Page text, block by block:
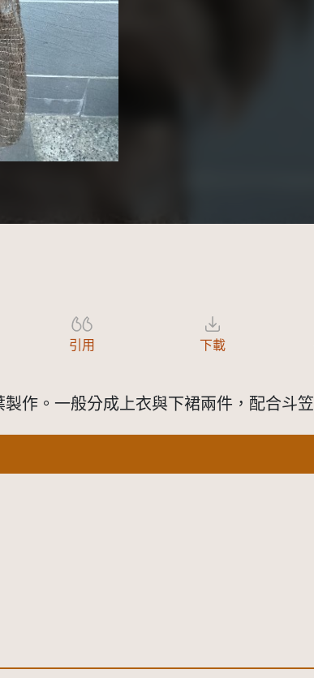
引用 下載
作。一般分成上衣與下裙兩件，配合斗笠